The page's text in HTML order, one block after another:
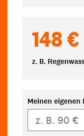
148 €
z. B.
Meinen eigenen